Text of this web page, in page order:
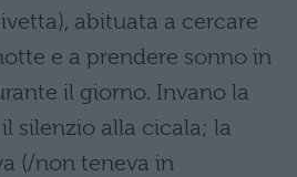
abituata a cercare
e a prendere sonno in
il giorno. Invano la
silenzio alla cicala; la
(/non teneva in